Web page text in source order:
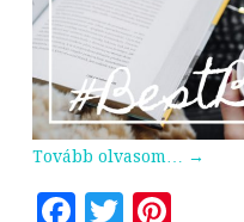
Tovább olvasom… →
Facebook
Twitter